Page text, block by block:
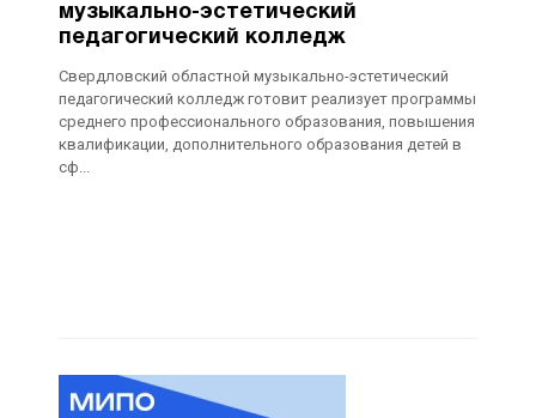
музыкально-эстетический
педагогический колледж
Свердловский областной музыкально-эстетический
педагогический колледж готовит реализует программы
среднего профессионального образования, повышения
квалификации, дополнительного образования детей в
сф...